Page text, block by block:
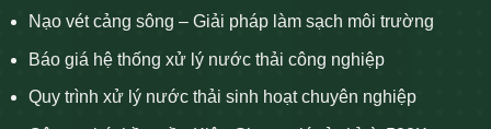
Nạo vét cảng sông – Giải pháp làm sạch môi trường
Báo giá hệ thống xử lý nước thải công nghiệp
Quy trình xử lý nước thải sinh hoạt chuyên nghiệp